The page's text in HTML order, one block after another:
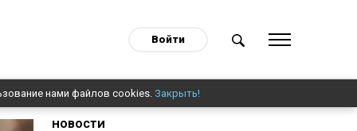
Войти
нами файлов cookies. Закрыть!
НОВОСТИ